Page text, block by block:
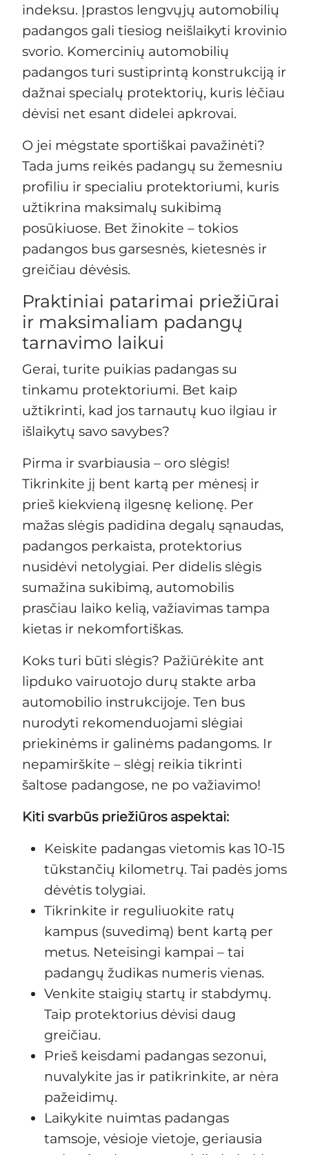
indeksu. Įprastos lengvųjų automobilių
padangos gali tiesiog neišlaikyti krovinio
svorio. Komercinių automobilių
padangos turi sustiprintą konstrukciją ir
dažnai specialų protektorių, kuris lėčiau
dėvisi net esant didelei apkrovai.
O jei mėgstate sportiškai pavažinėti?
Tada jums reikės padangų su žemesniu
profiliu ir specialiu protektoriumi, kuris
užtikrina maksimalų sukibimą
posūkiuose. Bet žinokite – tokios
padangos bus garsesnės, kietesnės ir
greičiau dėvėsis.
Praktiniai patarimai priežiūrai
ir maksimaliam padangų
tarnavimo laikui
Gerai, turite puikias padangas su
tinkamu protektoriumi. Bet kaip
užtikrinti, kad jos tarnautų kuo ilgiau ir
išlaikytų savo savybes?
Pirma ir svarbiausia – oro slėgis!
Tikrinkite jį bent kartą per mėnesį ir
prieš kiekvieną ilgesnę kelionę. Per
mažas slėgis padidina degalų sąnaudas,
padangos perkaista, protektorius
nusidėvi netolygiai. Per didelis slėgis
sumažina sukibimą, automobilis
prasčiau laiko kelią, važiavimas tampa
kietas ir nekomfortiškas.
Koks turi būti slėgis? Pažiūrėkite ant
lipduko vairuotojo durų stakte arba
automobilio instrukcijoje. Ten bus
nurodyti rekomenduojami slėgiai
priekinėms ir galinėms padangoms. Ir
nepamirškite – slėgį reikia tikrinti
šaltose padangose, ne po važiavimo!
Kiti svarbūs priežiūros aspektai:
Keiskite padangas vietomis kas 10-15
tūkstančių kilometrų. Tai padės joms
dėvėtis tolygiai.
Tikrinkite ir reguliuokite ratų
kampus (suvedimą) bent kartą per
metus. Neteisingi kampai – tai
padangų žudikas numeris vienas.
Venkite staigių startų ir stabdymų.
Taip protektorius dėvisi daug
greičiau.
Prieš keisdami padangas sezonui,
nuvalykite jas ir patikrinkite, ar nėra
pažeidimų.
Laikykite nuimtas padangas
tamsoje, vėsioje vietoje, geriausia